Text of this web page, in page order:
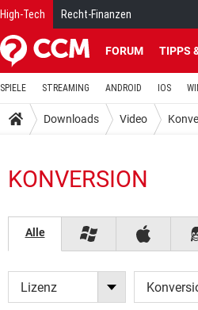
High-Tech Recht-Finanzen
FORUM TIPPS
SPIELE STREAMING ANDROID IOS
Downloads Video
KONVERSION
Alle
Lizenz